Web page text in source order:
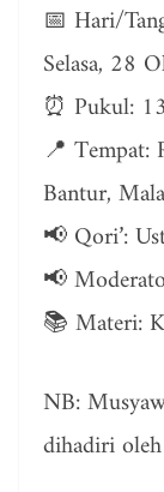
📅 Hari/
Selasa, 28
⏰ Pukul:
📍 Tempat:
Bantur,
📢 Qori’:
📢
📚 Materi:
NB:
dihadiri